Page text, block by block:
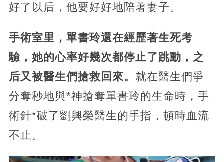
好了以后，他要好好地陪著妻子。
手術室里，單書玲還在經歷著生死考
驗，她的心率好幾次都停止了跳動，之
后又被醫生們搶救回來。 就在醫生們爭
分奪秒地與*神搶奪單書玲的生命時，手
術針*破了劉興榮醫生的手指，頓時血流
不止。